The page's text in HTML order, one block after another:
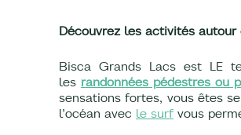
Découvrez les activités autour
Bisca Grands Lacs est LE
les randonnées pédestres ou
sensations fortes, vous êtes
l’océan avec le surf vous